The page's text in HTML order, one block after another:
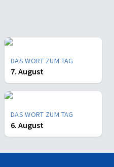
DAS WORT ZUM TAG
7. August
DAS WORT ZUM TAG
6. August